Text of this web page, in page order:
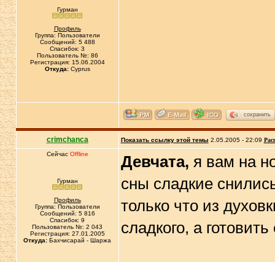
Гурман
Профиль
Группа: Пользователи
Сообщений: 5 488
Спасибок: 3
Пользователь №: 86
Регистрация: 15.06.2004
Откуда:Cyprus
сохранить
crimchanca Показать ссылку этой темы 2.05.2005 - 22:09
Сейчас Offline
Гурман
Профиль
Группа: Пользователи
Сообщений: 5 816
Спасибок: 9
Пользователь №: 2 043
Регистрация: 27.01.2005
Откуда: Бахчисарай - Шаржа
Девчата, я вам на
сны сладкие
только что из
сладкого, а